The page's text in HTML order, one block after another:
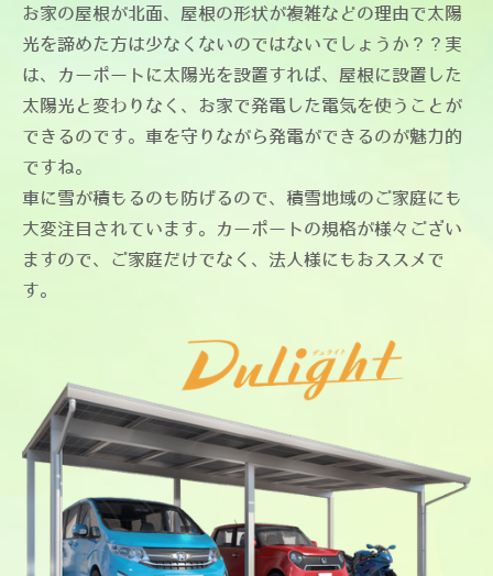
お家の屋根が北面、屋根の形状が複雑などの理由で太陽
光を諦めた方は少なくないのではないでしょうか？？実
は、カーポートに太陽光を設置すれば、屋根に設置した
太陽光と変わりなく、お家で発電した電気を使うことが
できるのです。車を守りながら発電ができるのが魅力的
ですね。
車に雪が積もるのも防げるので、積雪地域のご家庭にも
大変注目されています。カーポートの規格が様々ござい
ますので、ご家庭だけでなく、法人様にもおススメで
す。​